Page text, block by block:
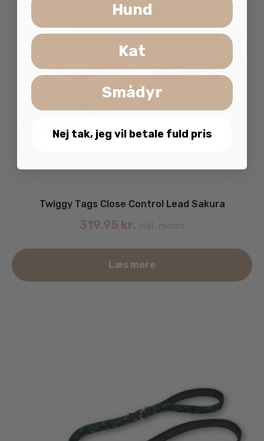
Twiggy Tags Close Control Lead Sakura
319.95 kr. inkl. moms
Læs mere
Hund
Kat
Smådyr
Nej tak, jeg vil betale fuld pris